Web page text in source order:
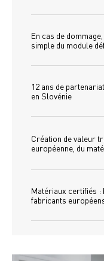
En cas de
simple du module
12 ans de
en Slovénie
Création de valeur
européenne, du
Matériaux certifiés :
fabricants